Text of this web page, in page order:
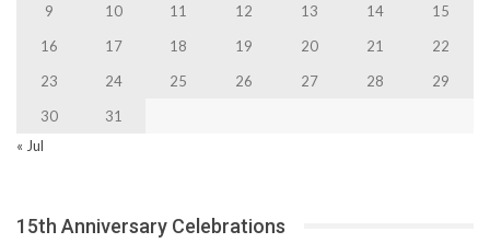
9
10 11 12 13 14
15
16
17 18 19 20 21
22
23
24 25 26 27 28
29
30
31
« Jul
15th Anniversary Celebrations